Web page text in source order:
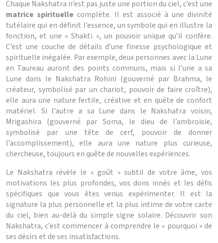
Chaque Nakshatra n’est pas juste une portion du ciel, c’est une
matrice spirituelle complète. Il est associé à une divinité
tutélaire qui en définit l’essence, un symbole qui en illustre la
fonction, et une « Shakti », un pouvoir unique qu’il confère.
C’est une couche de détails d’une finesse psychologique et
spirituelle inégalée. Par exemple, deux personnes avec la Lune
en Taureau auront des points communs, mais si l’une a sa
Lune dans le Nakshatra Rohini (gouverné par Brahma, le
créateur, symbolisé par un chariot, pouvoir de faire croître),
elle aura une nature fertile, créative et en quête de confort
matériel. Si l’autre a sa Lune dans le Nakshatra voisin,
Mrigashira (gouverné par Soma, le dieu de l’ambroisie,
symbolisé par une tête de cerf, pouvoir de donner
l’accomplissement), elle aura une nature plus curieuse,
chercheuse, toujours en quête de nouvelles expériences.
Le Nakshatra révèle le « goût » subtil de votre âme, vos
motivations les plus profondes, vos dons innés et les défis
spécifiques que vous êtes venus expérimenter. Il est la
signature la plus personnelle et la plus intime de votre carte
du ciel, bien au-delà du simple signe solaire. Découvrir son
Nakshatra, c’est commencer à comprendre le « pourquoi » de
ses désirs et de ses insatisfactions.